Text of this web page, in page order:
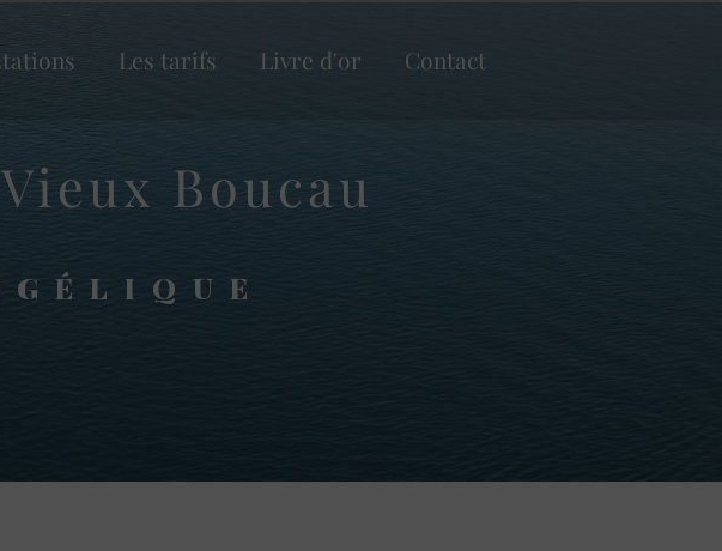
Les tarifs Livre d'or Contact
Boucau